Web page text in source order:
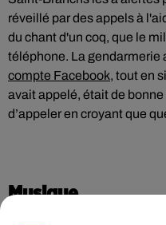
réveillé par des appels à
du chant d'un coq, que le
téléphone. La gendarmerie
compte Facebook, tout en
avait appelé, était de bonne
d’appeler en croyant que
Musique